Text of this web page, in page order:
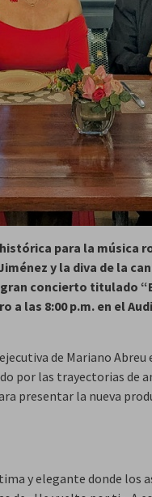
para la música
y la diva de la
concierto titulado
a las 8:00 p.m. en el
de Mariano Abreu
por las trayectorias de
presentar la nueva
y elegante donde los